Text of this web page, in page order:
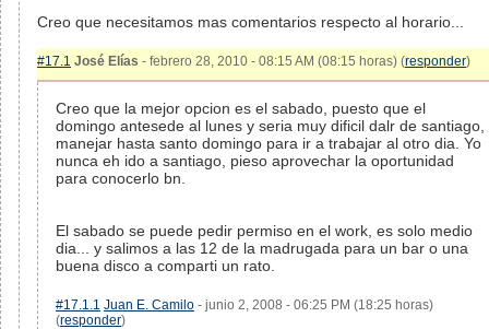
Creo que necesitamos mas comentarios respecto al horario...
#17.1 José Elías - febrero 28, 2010 - 08:15 AM (08:15 horas) (responder)
Creo que la mejor opcion es el sabado, puesto que el
domingo antesede al lunes y seria muy dificil dalr de santiago,
manejar hasta santo domingo para ir a trabajar al otro dia. Yo
nunca eh ido a santiago, pieso aprovechar la oportunidad
para conocerlo bn.
El sabado se puede pedir permiso en el work, es solo medio
dia... y salimos a las 12 de la madrugada para un bar o una
buena disco a comparti un rato.
#17.1.1 Juan E. Camilo - junio 2, 2008 - 06:25 PM (18:25 horas)
(responder)